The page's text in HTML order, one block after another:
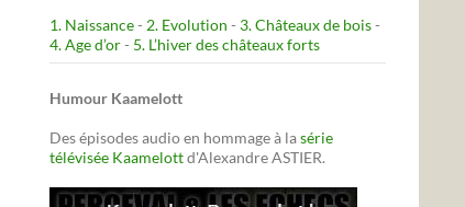
1. Naissance- 2. Evolution - 3. Châteaux de bois-
4. Age d’or- 5. L’hiver des châteaux forts
Humour Kaamelott
Des épisodes audio en hommage à lasérie
télévisée Kaamelottd'Alexandre ASTIER.